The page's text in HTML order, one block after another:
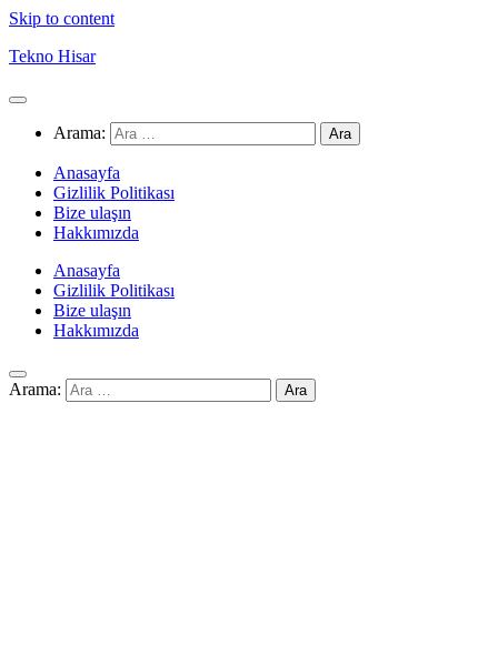
Skip to content
Tekno Hisar
Arama:
Anasayfa
Gizlilik Politikası
Bize ulaşın
Hakkımızda
Anasayfa
Gizlilik Politikası
Bize ulaşın
Hakkımızda
Arama: